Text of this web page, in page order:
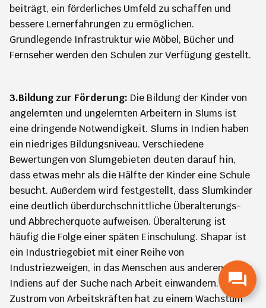
beiträgt, ein förderliches Umfeld zu schaffen und
bessere Lernerfahrungen zu ermöglichen.
Grundlegende Infrastruktur wie Möbel, Bücher und
Fernseher werden den Schulen zur Verfügung gestellt.
3.Bildung zur Förderung: Die Bildung der Kinder von
angelernten und ungelernten Arbeitern in Slums ist
eine dringende Notwendigkeit. Slums in Indien haben
ein niedriges Bildungsniveau. Verschiedene
Bewertungen von Slumgebieten deuten darauf hin,
dass etwas mehr als die Hälfte der Kinder eine Schule
besucht. Außerdem wird festgestellt, dass Slumkinder
eine deutlich überdurchschnittliche Überalterungs-
und Abbrecherquote aufweisen. Überalterung ist
häufig die Folge einer späten Einschulung. Shapar ist
ein Industriegebiet mit einer Reihe von
Industriezweigen, in das Menschen aus anderen Teilen
Indiens auf der Suche nach Arbeit einwandern. Dieser
Zustrom von Arbeitskräften hat zu einem Wachstum